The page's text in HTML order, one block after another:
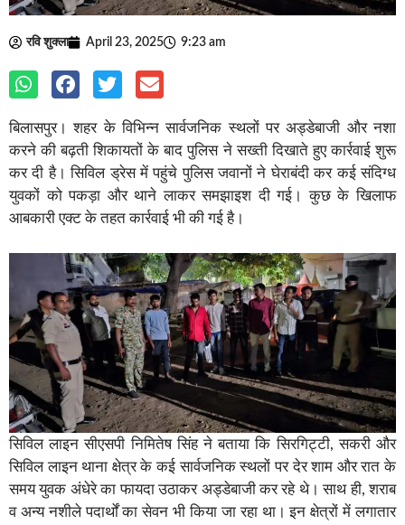
रवि शुक्ला April 23, 2025 9:23 am
बिलासपुर। शहर के विभिन्न सार्वजनिक स्थलों पर अड्डेबाजी और नशा
करने की बढ़ती शिकायतों के बाद पुलिस ने सख्ती दिखाते हुए कार्रवाई शुरू
कर दी है। सिविल ड्रेस में पहुंचे पुलिस जवानों ने घेराबंदी कर कई संदिग्ध
युवकों को पकड़ा और थाने लाकर समझाइश दी गई। कुछ के खिलाफ
आबकारी एक्ट के तहत कार्रवाई भी की गई है।
सिविल लाइन सीएसपी निमितेष सिंह ने बताया कि सिरगिट्टी, सकरी और
सिविल लाइन थाना क्षेत्र के कई सार्वजनिक स्थलों पर देर शाम और रात के
समय युवक अंधेरे का फायदा उठाकर अड्डेबाजी कर रहे थे। साथ ही, शराब
व अन्य नशीले पदार्थों का सेवन भी किया जा रहा था। इन क्षेत्रों में लगातार